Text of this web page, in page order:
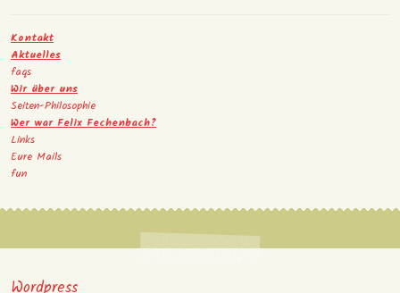
Kontakt
Aktuelles
faqs
Wir über uns
Seiten-Philosophie
Wer war Felix Fechenbach?
Links
Eure Mails
fun